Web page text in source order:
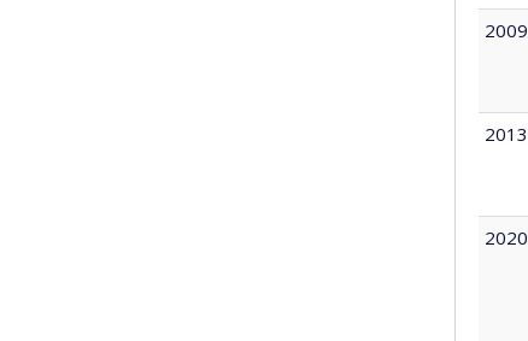
2009
2013
2020